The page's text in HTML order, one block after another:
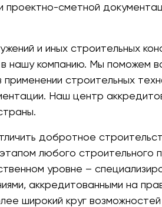
сметной
и иных строительных
нашу компанию. Мы поможем
строительных
Наш центр
добротное
любого строительного
уровне –
аккредитованными на
широкий круг